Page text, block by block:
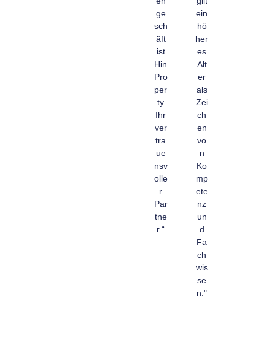
ge
sch
äft
ist
Hin
Pro
per
ty
Ihr
ver
tra
ue
nsv
olle
r
Par
tne
r.“
ein
hö
her
es
Alt
er
als
Zei
ch
en
vo
n
Ko
mp
ete
nz
un
d
Fa
ch
wis
se
n."